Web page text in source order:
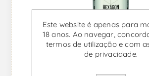
Este website é apenas para
18 anos. Ao navegar,
termos de utilização e com
de privacidade.